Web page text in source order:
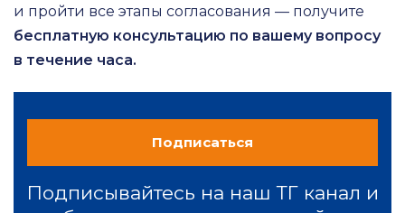
и пройти все этапы согласования — получите
бесплатную консультацию по вашему вопросу
в течение часа.
Подписаться
Подписывайтесь на наш ТГ канал и